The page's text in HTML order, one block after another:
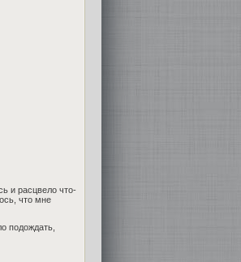
и расцвело что-
что мне
подождать,